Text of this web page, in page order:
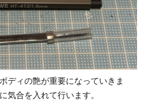
ディの艶が重要になっていきま
気合を入れて行います。